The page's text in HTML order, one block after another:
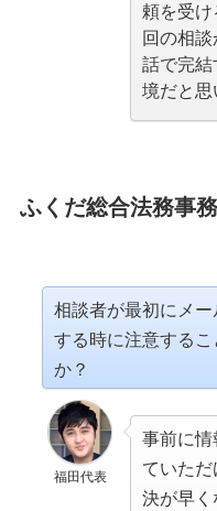
頼を受
回の相
話で完
境だと思
ふくだ総合法務事
相談者が最初にメ
する時に注意する
か？
福田代表
事前に
ていた
決が早く